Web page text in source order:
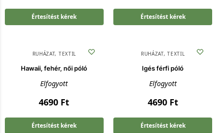
Értesítést kérek Értesítést kérek
RUHÁZAT, TEXTIL
Hawaii, fehér, női póló
Elfogyott
4690 Ft
Értesítést kérek
RUHÁZAT,TEXTIL
Igés férfi póló
Elfogyott
4690 Ft
Értesítést kérek